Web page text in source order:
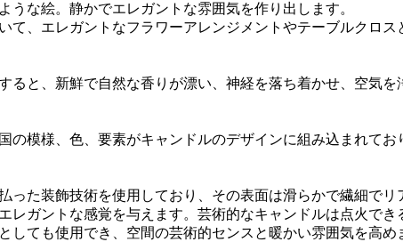
な絵。静かでエレガントな雰囲気を作り出します。
、エレガントなフラワーアレンジメントやテーブルクロ
と、新鮮で自然な香りが漂い、神経を落ち着かせ、空気
模様、色、要素がキャンドルのデザインに組み込まれて
た装飾技術を使用しており、その表面は滑らかで繊細で
ガントな感覚を与えます。芸術的なキャンドルは点火で
ても使用でき、空間の芸術的センスと暖かい雰囲気を高